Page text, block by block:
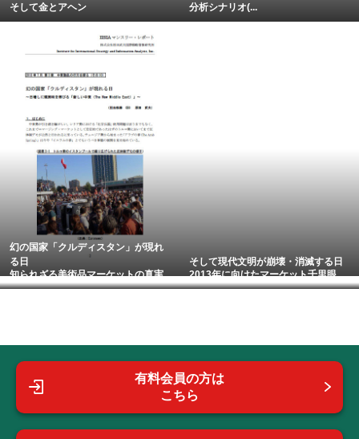
そして金とアヘン
分析シナリオ(...
幻の国家「クルディスタン」が現れ
る日
そして現代文明が崩壊・消滅する日
知られざる美術品マーケットの真実
2013年に向けたマーケット千里眼
有料会員の方は
こちら